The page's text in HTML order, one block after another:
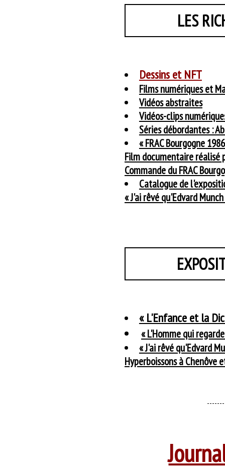
LES
Dessins et NFT
Films numériques et
Vidéos abstraites
Vidéos-clips
Séries débordantes :
« FRAC Bourgogne
Film documentaire réalisé
Commande du FRAC
Catalogue de
« J'ai rêvé qu'Edvard
« L'Enfance et la
« L'Homme qui
« J'ai rêvé qu'Edvard
Hyperboissons à Chenôve